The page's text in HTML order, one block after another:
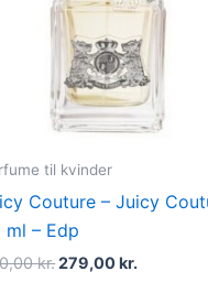
til kvinder
Couture – Juicy
ml – Edp
kr.279,00kr.